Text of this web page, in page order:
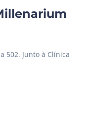
502. Junto à Clínica